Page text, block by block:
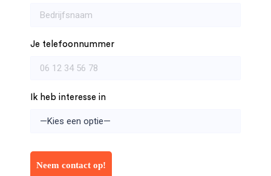
Je telefoonnummer
Ik heb interesse in